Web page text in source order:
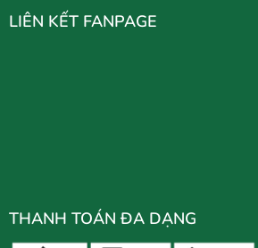
LIÊN KẾT FANPAGE
THANH TOÁN ĐA DẠNG